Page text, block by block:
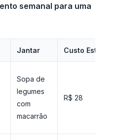
semanal para uma
Jantar Custo
Sopa de
legumes
com
macarrão
R$ 28